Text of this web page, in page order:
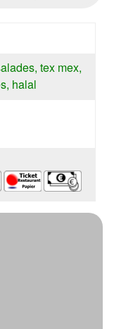
tex mex,
halal